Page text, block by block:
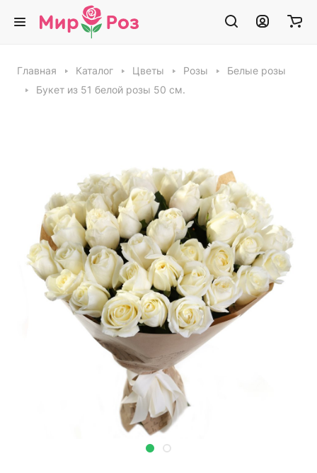
Главная Каталог Цветы Розы
Белые розы
Букет из 51 белой розы 50 см.